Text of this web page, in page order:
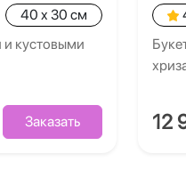
40 x 30 см
и кустовыми
Заказать 12